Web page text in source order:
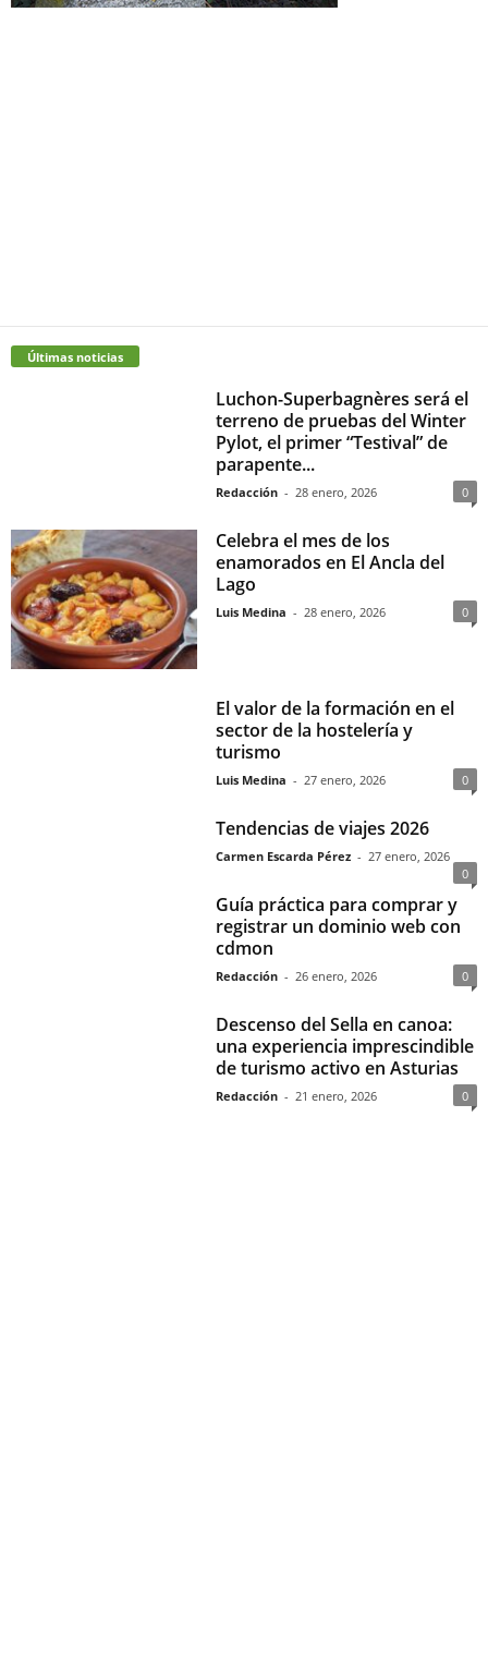
Últimas noticias
Luchon-Superbagnères será el
terreno de pruebas del Winter
Pylot, el primer “Testival” de
parapente...
Redacción - 28 enero, 2026 0
Celebra el mes de los
enamorados en El Ancla del
Lago
Luis Medina - 28 enero, 2026 0
El valor de la formación en el
sector de la hostelería y
turismo
Luis Medina - 27 enero, 2026 0
Tendencias de viajes 2026
Carmen Escarda Pérez - 27 enero, 2026
0
Guía práctica para comprar y
registrar un dominio web con
cdmon
Redacción - 26 enero, 2026 0
Descenso del Sella en canoa:
una experiencia imprescindible
de turismo activo en Asturias
Redacción - 21 enero, 2026 0